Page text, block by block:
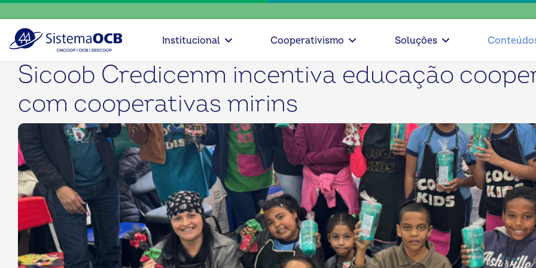
escolha
Institucional Cooperativismo Soluções
Sicoob Credicenm incentiva educação
com cooperativas mirins